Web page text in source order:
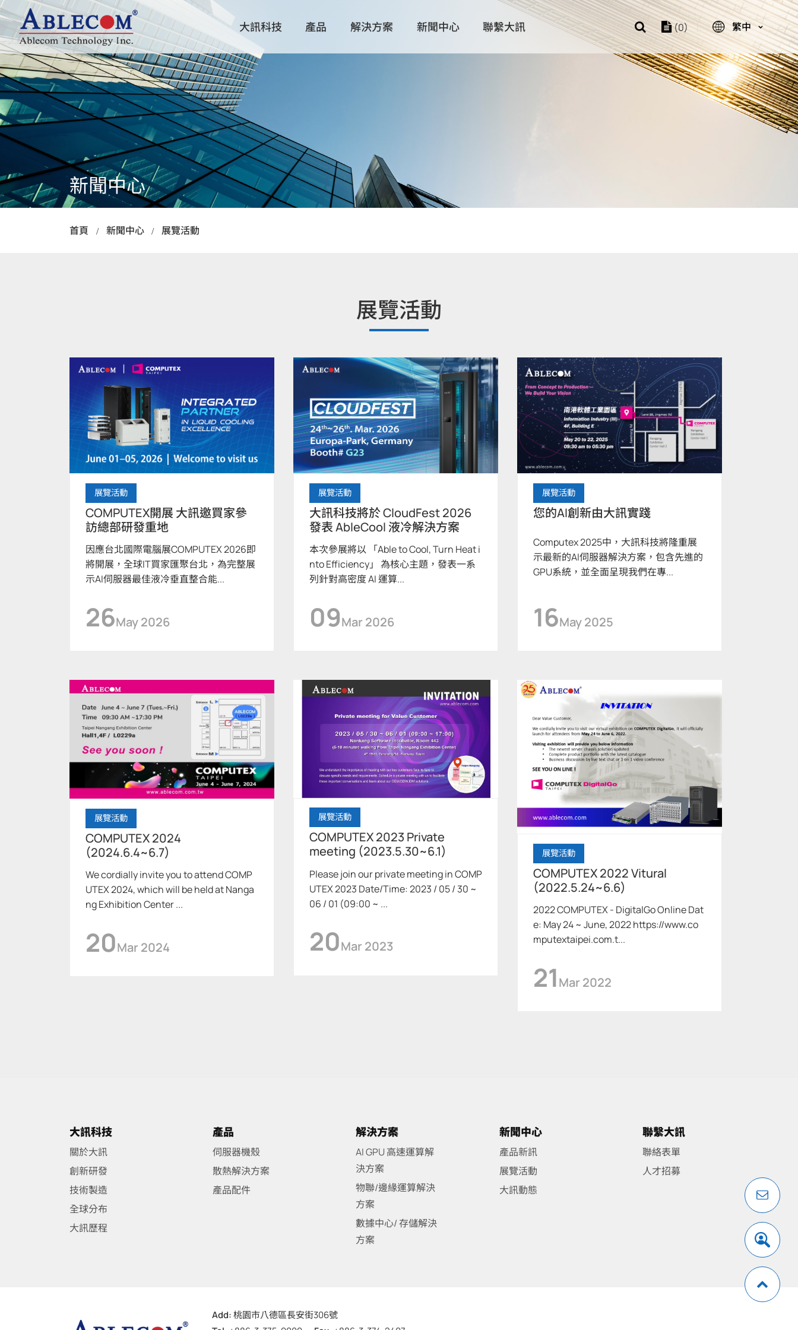
大訊科技
關於大訊 創新研發 大訊歷程
產品
伺服器機殼
機架式
塔式/ 工作站
嵌入式
無風扇
AMD 主動式散熱器
AMD 被動式散熱器
解決方案
AI GPU 高速運算解決方案
新聞中心
產品新訊
聯繫大訊 (0) 繁中
新聞中心
首頁 新聞中心 展覽活動
展覽活動
展覽活動
COMPUTEX開展 大訊邀買家參
訪總部研發重地
因應台北國際電腦展COMPUTEX 2026即
將開展，全球IT買家匯聚台北，為完整展
示AI伺服器最佳液冷垂直整合能...
26May 2026
展覽活動
大訊科技將於 CloudFest 2026
發表 AbleCool 液冷解決方案
本次參展將以 「Able to Cool, Turn Heat i
nto Efficiency」 為核心主題，發表一系
列針對高密度 AI 運算...
09Mar 2026
展覽活動
您的AI創新由大訊實踐
Computex 2025中，大訊科技將隆重展
示最新的AI伺服器解決方案，包含先進的
GPU系統，並全面呈現我們在專...
16May 2025
展覽活動
COMPUTEX 2024
(2024.6.4~6.7)
We cordially invite you to attend COMP
UTEX 2024, which will be held at Nanga
ng Exhibition Center ...
20Mar 2024
展覽活動
COMPUTEX 2023 Private
meeting (2023.5.30~6.1)
Please join our private meeting in COMP
UTEX 2023 Date/Time: 2023 / 05 / 30 ~
06 / 01 (09:00 ~ ...
20Mar 2023
展覽活動
COMPUTEX 2022 Vitural
(2022.5.24~6.6)
2022 COMPUTEX - DigitalGo Online Dat
e: May 24 ~ June, 2022 https://www.co
mputextaipei.com.t...
21Mar 2022
大訊科技
關於大訊
創新研發
技術製造
全球分布
大訊歷程
產品
伺服器機殼
散熱解決方案
產品配件
解決方案
AI GPU 高速運算解
決方案
物聯/邊緣運算解決
方案
數據中心/ 存儲解決
方案
新聞中心
產品新訊
展覽活動
大訊動態
聯繫大訊
聯絡表單
人才招募
Add:桃園市八德區長安街306號